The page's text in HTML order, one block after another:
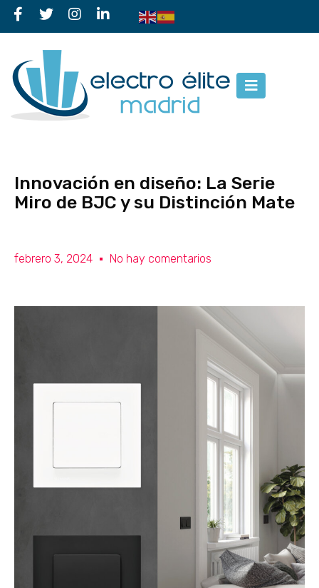
Innovación en diseño: La Serie
Miro de BJC y su Distinción Mate
febrero 3, 2024 No hay comentarios